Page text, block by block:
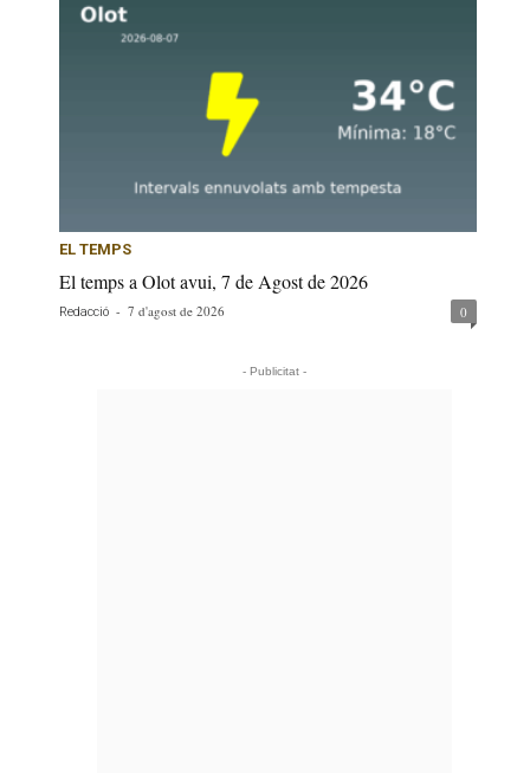
EL TEMPS
El temps a Olot avui, 7 de Agost de 2026
Redacció - 7 d'agost de 2026 0
- Publicitat -